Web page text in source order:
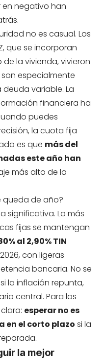
en negativo han
no es casual. Los
que se incorporan
la vivienda, vivieron
especialmente
deuda variable. La
financiera ha
puedes
la cuota fija
es que más del
este año han
más alto de la
queda de año?
significativa. Lo más
fijas se mantengan
al 2,90% TIN
con ligeras
bancaria. No se
la inflación repunta,
central. Para los
esperar no es
en el corto plazo si la
la mejor